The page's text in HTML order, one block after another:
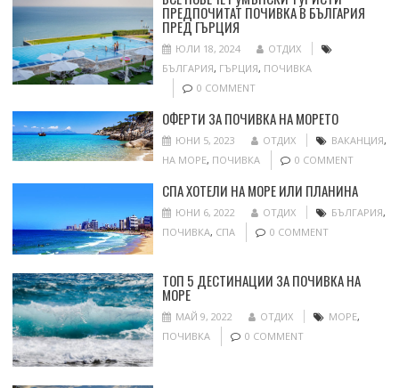
ПРЕДПОЧИТАТ ПОЧИВКА В БЪЛГАРИЯ
ПРЕД ГЪРЦИЯ
ЮЛИ 18, 2024
ОТДИХ
БЪЛГАРИЯ, ГЪРЦИЯ, ПОЧИВКА
0 COMMENT
ОФЕРТИ ЗА ПОЧИВКА НА МОРЕТО
ЮНИ 5, 2023 ОТДИХ ВАКАНЦИЯ,
НА МОРЕ, ПОЧИВКА 0 COMMENT
СПА ХОТЕЛИ НА МОРЕ ИЛИ ПЛАНИНА
ЮНИ 6, 2022 ОТДИХ БЪЛГАРИЯ,
ПОЧИВКА, СПА 0 COMMENT
ТОП 5 ДЕСТИНАЦИИ ЗА ПОЧИВКА НА
МОРЕ
МАЙ 9, 2022 ОТДИХ МОРЕ,
ПОЧИВКА
0 COMMENT